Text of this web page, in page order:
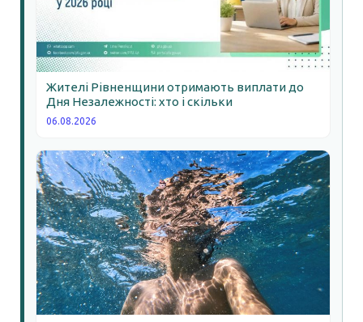
Жителі Рівненщини отримають виплати до
Дня Незалежності: хто і скільки
06.08.2026